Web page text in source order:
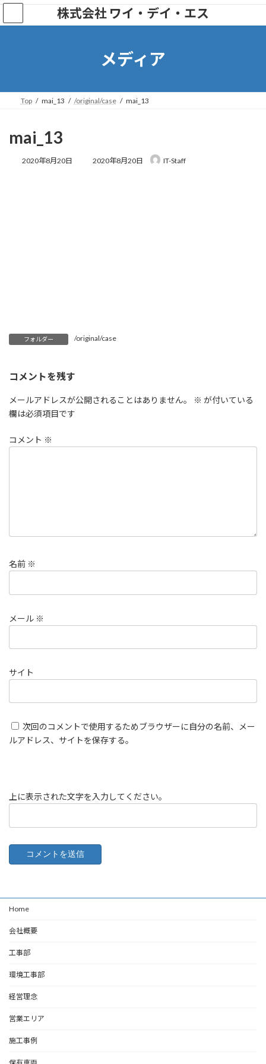
株式会社 ワイ・デイ・エス
メディア
Top mai_13 /original/case mai_13
mai_13
2020年8月20日 2020年8月20日 IT-Staff
フォルダー /original/case
コメントを残す
メールアドレスが公開されることはありません。 ※ が付いている
欄は必須項目です
コメント ※
名前 ※
メール ※
サイト
次回のコメントで使用するためブラウザーに自分の名前、メー
ルアドレス、サイトを保存する。
上に表示された文字を入力してください。
Home
会社概要
工事部
環境工事部
経営理念
営業エリア
施工事例